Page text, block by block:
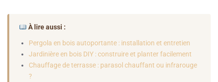
À lire aussi :
Pergola en bois autoportante : installation et entretien
Jardinière en bois DIY : construire et planter facilement
Chauffage de terrasse : parasol chauffant ou infrarouge
?